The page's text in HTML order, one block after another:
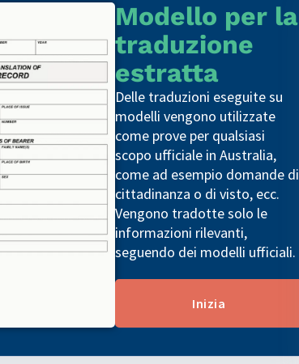
Modello per la
traduzione
estratta
Delle traduzioni eseguite su
modelli vengono utilizzate
come prove per qualsiasi
scopo ufficiale in Australia,
come ad esempio domande di
cittadinanza o di visto, ecc.
Vengono tradotte solo le
informazioni rilevanti,
seguendo dei modelli ufficiali.
Inizia